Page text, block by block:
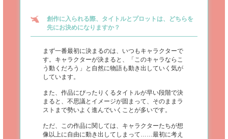
創作に入られる際、タイトルとプロットは、どちらを
先にお決めになりますか？
まず一番最初に決まるのは、いつもキャラクターで
す。キャラクターが決まると、「このキャラならこ
う動くだろう」と自然に物語も動き出していく気が
しています。
また、作品にぴったりくるタイトルが早い段階で決
まると、不思議とイメージが固まって、そのままラ
ストまで勢いよく進んでいくことが多いです。
ただ、この作品に関しては、キャラクターたちが想
像以上に自由に動き出してしまって……最初に考え